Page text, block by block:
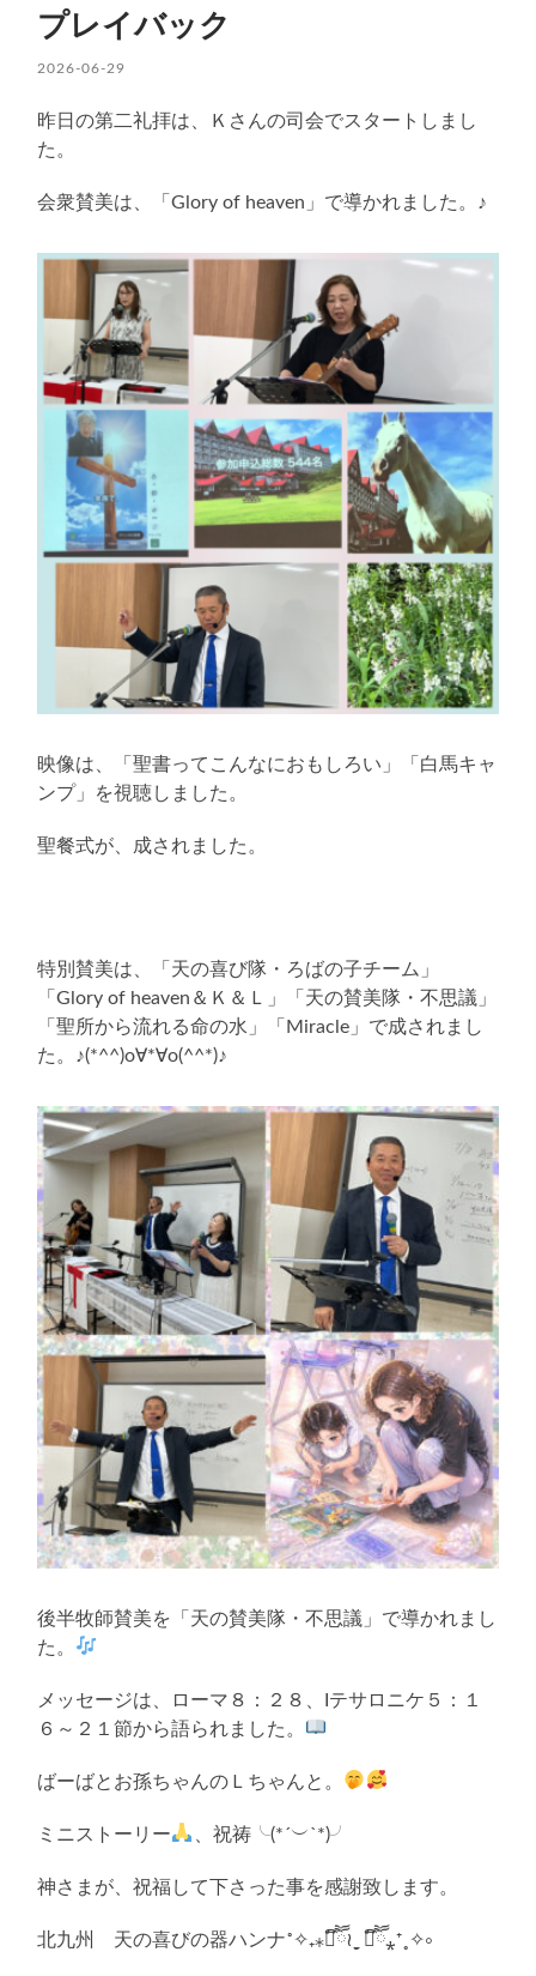
プレイバック
2026-06-29
昨日の第二礼拝は、Ｋさんの司会でスタートしまし
た。
会衆賛美は、「Glory of heaven」で導かれました。♪
映像は、「聖書ってこんなにおもしろい」「白馬キャ
ンプ」を視聴しました。
聖餐式が、成されました。
特別賛美は、「天の喜び隊・ろばの子チーム」
「Glory of heaven＆Ｋ＆Ｌ」「天の賛美隊・不思議」
「聖所から流れる命の水」「Miracle」で成されまし
た。♪(*^^)o∀*∀o(^^*)♪
後半牧師賛美を「天の賛美隊・不思議」で導かれまし
た。
メッセージは、ローマ８：２８、Iテサロニケ５：１
６～２１節から語られました。
ばーばとお孫ちゃんのＬちゃんと。
ミニストーリー 、祝祷╰(*´︶`*)╯
神さまが、祝福して下さった事を感謝致します。
北九州 天の喜びの器ハンナ˚✧₊⁎❝᷀ົཽ≀ˍ̮ ❝᷀ົཽ⁎⁺˳✧༚